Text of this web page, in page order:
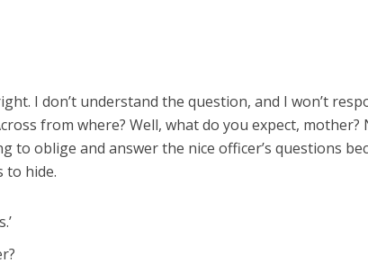
I don’t understand the question, and I won’t
from where? Well, what do you expect, mother?
to oblige and answer the nice officer’s questions
to hide.